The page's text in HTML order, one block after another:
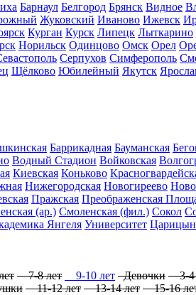
Барнаул Белгород Брянск Видное
Жуковский Иваново Ижевск
Курган Курск Липецк Лыткарино
Норильск Одинцово Омск Орел
Серпухов Симферополь
Щёлково Юбилейный Якутск
Баррикадная Бауманская
Водный Стадион Войковская
Киевская Коньково
Нижегородская Новогиреево
Пражская Преображенская
(ар.) Смоленская (фил.) Сокол
Янгеля Университет
7-8 лет 9-10 лет Девочки 3-4
11-12 лет 13-14 лет 15-16